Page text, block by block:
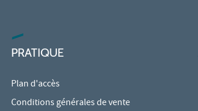
PRATIQUE
Plan d'accès
Conditions générales de vente